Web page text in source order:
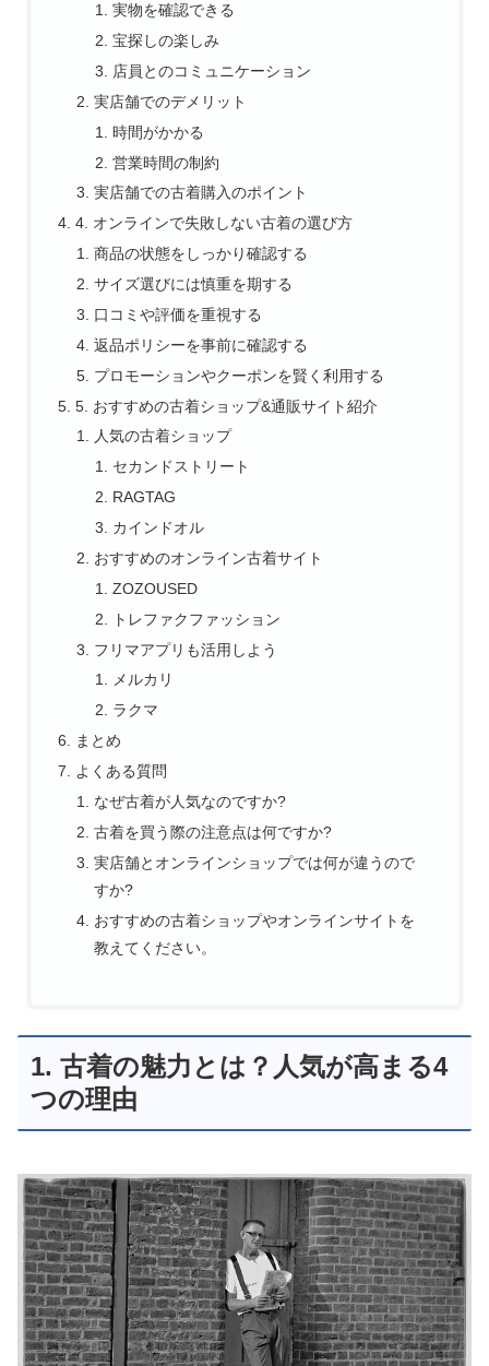
実物を確認できる
宝探しの楽しみ
店員とのコミュニケーション
実店舗でのデメリット
時間がかかる
営業時間の制約
実店舗での古着購入のポイント
4. オンラインで失敗しない古着の選び方
商品の状態をしっかり確認する
サイズ選びには慎重を期する
口コミや評価を重視する
返品ポリシーを事前に確認する
プロモーションやクーポンを賢く利用する
5. おすすめの古着ショップ&通販サイト紹介
人気の古着ショップ
セカンドストリート
RAGTAG
カインドオル
おすすめのオンライン古着サイト
ZOZOUSED
トレファクファッション
フリマアプリも活用しよう
メルカリ
ラクマ
まとめ
よくある質問
なぜ古着が人気なのですか?
古着を買う際の注意点は何ですか?
実店舗とオンラインショップでは何が違うので
すか?
おすすめの古着ショップやオンラインサイトを
教えてください。
1. 古着の魅力とは？人気が高まる4
つの理由